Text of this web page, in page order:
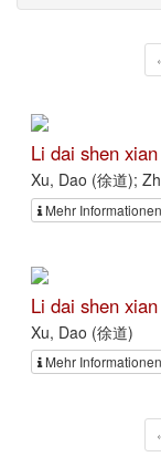
Li dai shen
Xu, Dao (徐道);
Mehr
Li dai shen
Xu, Dao (徐道)
Mehr